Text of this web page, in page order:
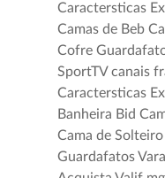
Caractersticas
Camas de Beb
Cofre
SportTV canais
Caractersticas
Banheira Bid
Cama de
Guardafatos